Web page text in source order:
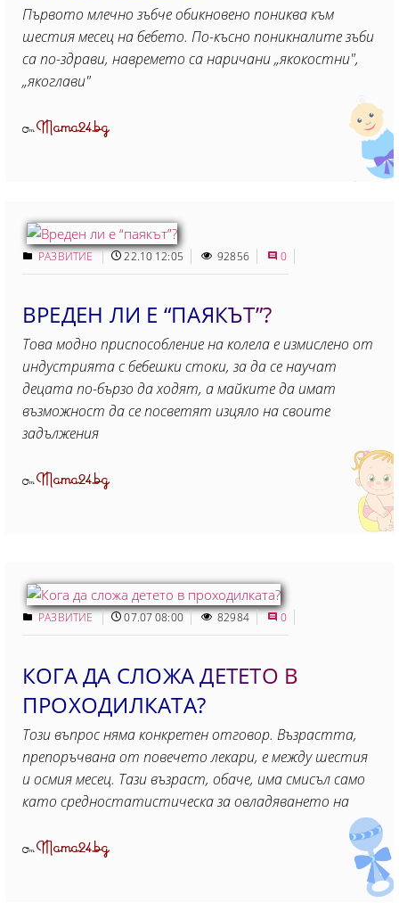
Първото млечно зъбче обикновено пониква към
шестия месец на бебето. По-късно поникналите зъби
са по-здрави, навремето са наричани „якокостни",
„якоглави"
ОтMama24.bg
РАЗВИТИЕ 22.10 12:05 92856 0
ВРЕДЕН ЛИ Е “ПАЯКЪТ”?
Това модно приспособление на колела е измислено от
индустрията с бебешки стоки, за да се научат
децата по-бързо да ходят, а майките да имат
възможност да се посветят изцяло на своите
задължения
ОтMama24.bg
РАЗВИТИЕ 07.07 08:00 82984 0
КОГА ДА СЛОЖА ДЕТЕТО В
ПРОХОДИЛКАТА?
Този въпрос няма конкретен отговор. Възрастта,
препоръчвана от повечето лекари, е между шестия
и осмия месец. Тази възраст, обаче, има смисъл само
като средностатистическа за овладяването на
ОтMama24.bg